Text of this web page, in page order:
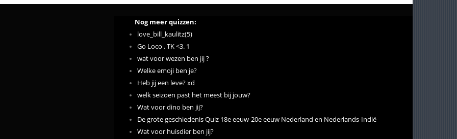
Nog meer quizzen:
love_bill_kaulitz(5)
Go Loco . TK <3. 1
wat voor wezen ben jij ?
Welke emoji ben je?
Heb jij een leve? xd
welk seizoen past het meest bij jouw?
Wat voor dino ben jij?
De grote geschiedenis Quiz 18e eeuw-20e eeuw Nederland en Nederlands-Indië
Wat voor huisdier ben jij?